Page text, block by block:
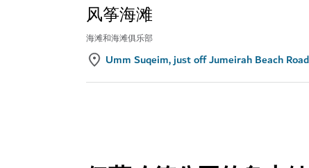
风筝海滩
海滩和海滩俱乐部
Umm Suqeim, just off Jumeirah Beach